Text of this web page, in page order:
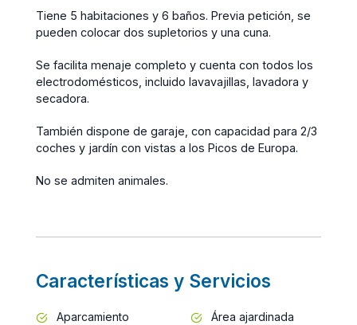
Tiene 5 habitaciones y 6 baños. Previa petición, se
pueden colocar dos supletorios y una cuna.
Se facilita menaje completo y cuenta con todos los
electrodomésticos, incluido lavavajillas, lavadora y
secadora.
También dispone de garaje, con capacidad para 2/3
coches y jardín con vistas a los Picos de Europa.
No se admiten animales.
Características y Servicios
Aparcamiento
Área ajardinada